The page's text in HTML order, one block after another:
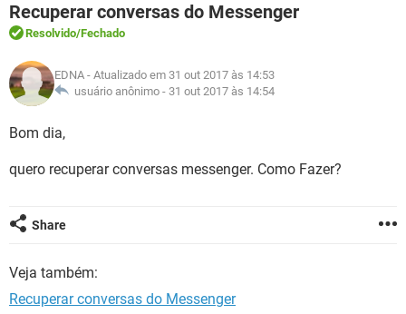
INSTAGRAM GMAIL
GUIA DE COMPRAS
OUTLOOK
INSTAGRAM
GUIA DE COMPRAS
JOGOS WHATSAPP
CELULAR
OUTLOOK EXCEL
INSTAGRAM
GUIA DE COMPRAS
FÓRUM
JOGOS
CELULAR FACEBOOK
GLOSSÁRIO
JOGOS
CELULAR
OUTLOOK EXCEL
GUIA DE COMPRAS
Recuperar conversas do Messenger
Resolvido/Fechado
EDNA - Atualizado em 31 out 2017 às 14:53
usuário anônimo - 31 out 2017 às 14:54
Bom dia,
quero recuperar conversas messenger. Como Fazer?
Share
Veja também:
Recuperar conversas do Messenger